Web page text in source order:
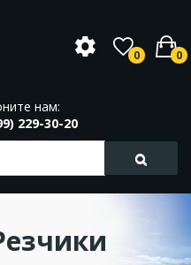
0 0
нам:
229-30-20